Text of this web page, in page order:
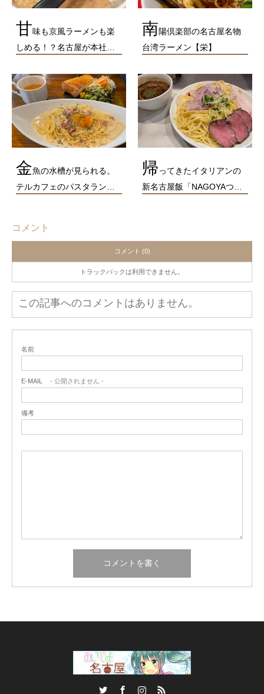
甘味も京風ラーメンも楽
しめる！？名古屋が本社…
南陽倶楽部の名古屋名物
台湾ラーメン【栄】
金魚の水槽が見られる。
テルカフェのパスタラン…
帰ってきたイタリアンの
新名古屋飯「NAGOYAつ…
コメント
コメント (0)
トラックバックは利用できません。
この記事へのコメントはありません。
名前
E-MAIL - 公開されません -
備考
RSS